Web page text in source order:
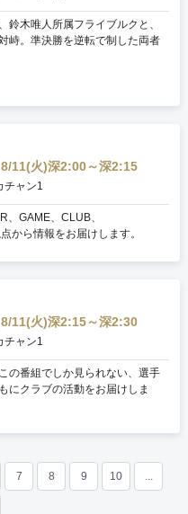
鈴木唯人所属フライブルクと、
峙。準決勝を逆転で制した両者
8/11(火)深2:00～深2:15
チャン1
、GAME、CLUB、
から情報をお届けします。
8/11(火)深2:15～深2:30
チャン1
の番組でしか見られない、選手
にクラブの活動をお届けしま
7 8 9 10